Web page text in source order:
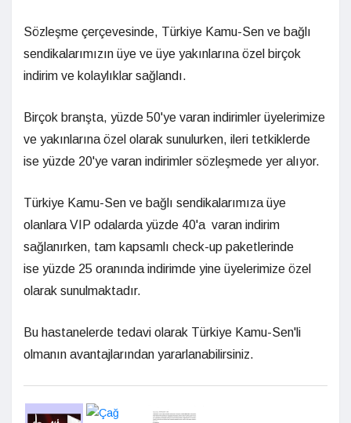
Sözleşme çerçevesinde, Türkiye Kamu-Sen ve bağlı
sendikalarımızın üye ve üye yakınlarına özel birçok
indirim ve kolaylıklar sağlandı.
Birçok branşta, yüzde 50'ye varan indirimler üyelerimize
ve yakınlarına özel olarak sunulurken, ileri tetkiklerde
ise yüzde 20'ye varan indirimler sözleşmede yer alıyor.
Türkiye Kamu-Sen ve bağlı sendikalarımıza üye
olanlara VIP odalarda yüzde 40'a varan indirim
sağlanırken, tam kapsamlı check-up paketlerinde
ise yüzde 25 oranında indirimde yine üyelerimize özel
olarak sunulmaktadır.
Bu hastanelerde tedavi olarak Türkiye Kamu-Sen'li
olmanın avantajlarından yararlanabilirsiniz.